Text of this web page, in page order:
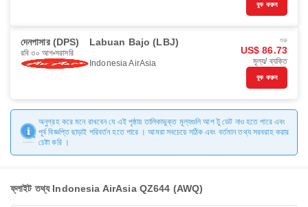
বুক করুন
দেনপাসার (DPS) Labuan Bajo (LBJ)
রবি ৩০ আগ সরাসরি
Indonesia AirAsia
শুরু
US$ 86.73
মূল্য/ ব্যক্তি
বুক করুন
অনুগ্রহ করে মনে রাখবেন যে এই পৃষ্ঠায় তালিকাভুক্ত মূল্যগুলি আপ টু ডেট নাও হতে পারে এবং
পূর্ব বিজ্ঞপ্তি ছাড়াই পরিবর্তন হতে পারে । আমরা সবচেয়ে সঠিক এবং বর্তমান তথ্য সরবরাহ করার
চেষ্টা করি ।
ফ্লাইট তথ্য Indonesia AirAsia QZ644 (AWQ)